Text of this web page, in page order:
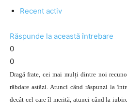
Recent activ
Răspunde la această întrebare
0
0
Dragă frate, cei mai mulți dintre noi
răbdare astăzi. Atunci când răspunzi la
decât cel care îl merită, atunci când la